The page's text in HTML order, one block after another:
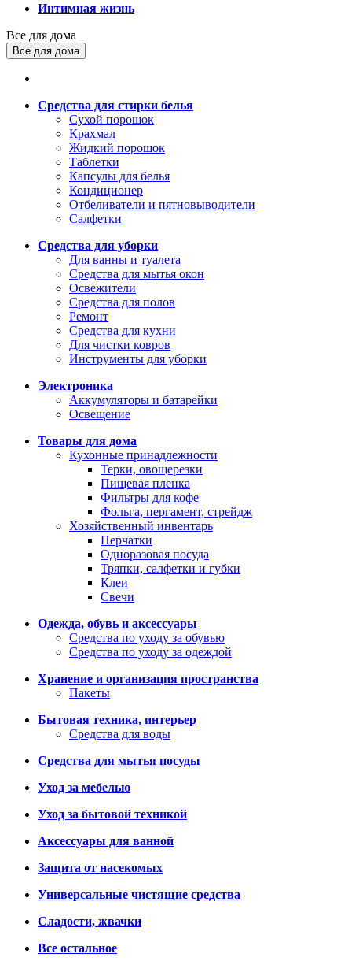
Интимная жизнь
Все для дома
Все для дома
Средства для стирки белья
Сухой порошок
Крахмал
Жидкий порошок
Таблетки
Капсулы для белья
Кондиционер
Отбеливатели и пятновыводители
Салфетки
Средства для уборки
Для ванны и туалета
Средства для мытья окон
Освежители
Средства для полов
Ремонт
Средства для кухни
Для чистки ковров
Инструменты для уборки
Электроника
Аккумуляторы и батарейки
Освещение
Товары для дома
Кухонные принадлежности
Терки, овощерезки
Пищевая пленка
Фильтры для кофе
Фольга, пергамент, стрейдж
Хозяйственный инвентарь
Перчатки
Одноразовая посуда
Тряпки, салфетки и губки
Клеи
Свечи
Одежда, обувь и аксессуары
Средства по уходу за обувью
Средства по уходу за одеждой
Хранение и организация пространства
Пакеты
Бытовая техника, интерьер
Средства для воды
Средства для мытья посуды
Уход за мебелью
Уход за бытовой техникой
Аксессуары для ванной
Защита от насекомых
Универсальные чистящие средства
Сладости, жвачки
Все остальное